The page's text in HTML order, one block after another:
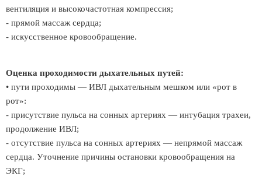
вентиляция и высокочастотная компрессия;
- прямой массаж сердца;
- искусственное кровообращение.
Оценка проходимости дыхательных путей:
• пути проходимы — ИВЛ дыхательным мешком или «рот в
рот»:
- присутствие пульса на сонных артериях — интубация трахеи,
продолжение ИВЛ;
- отсутствие пульса на сонных артериях — непрямой массаж
сердца. Уточнение причины остановки кровообращения на
ЭКГ;